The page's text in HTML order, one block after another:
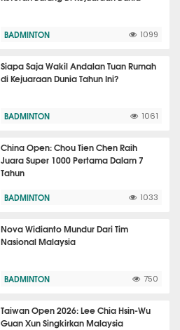
BADMINTON 1099
Siapa Saja Wakil Andalan Tuan Rumah
di Kejuaraan Dunia Tahun Ini?
BADMINTON 1061
China Open: Chou Tien Chen Raih
Juara Super 1000 Pertama Dalam 7
Tahun
BADMINTON 1033
Nova Widianto Mundur Dari Tim
Nasional Malaysia
BADMINTON 750
Taiwan Open 2026: Lee Chia Hsin-Wu
Guan Xun Singkirkan Malaysia